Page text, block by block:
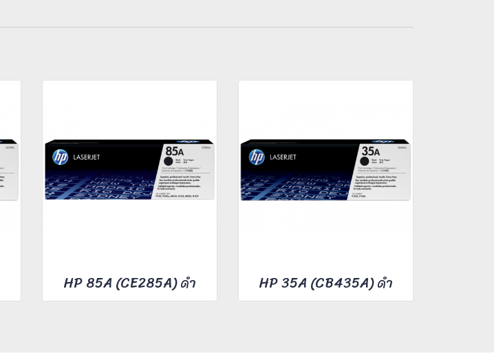
HP 85A (CE285A) ดำ HP 35A (CB435A) ดำ